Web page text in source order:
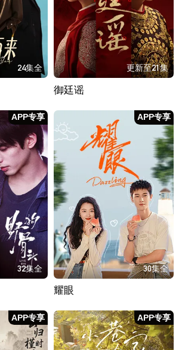
24集全 更新至21集
御廷谣
APP专享
32集全
APP专享
30集全
耀眼
APP专享 APP专享